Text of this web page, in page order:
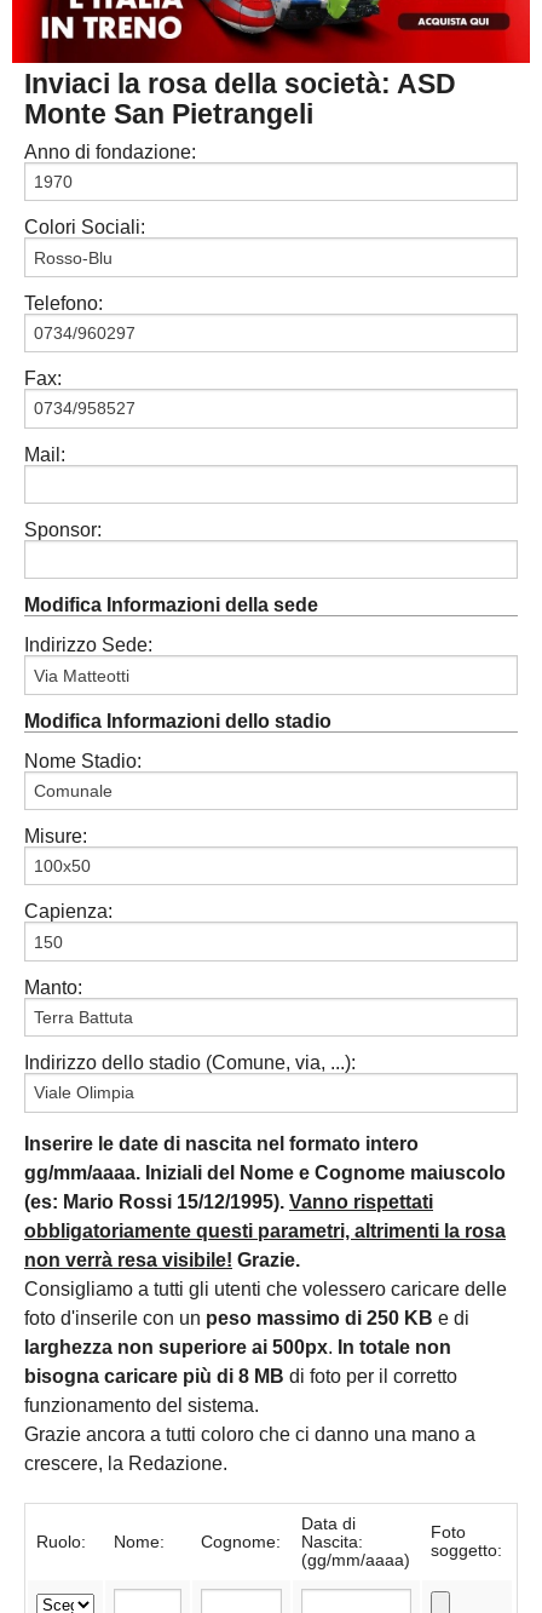
MACERATA
PESARO URBINO
ECCELLENZA
PROMOZIONE
2^ CATEGORIA
3^ CATEGORIA
DIRETTA
Inviaci la rosa della società: ASD
Monte San Pietrangeli
Anno di fondazione:
Colori Sociali:
Telefono:
Fax:
Mail:
Sponsor:
Modifica Informazioni della sede
Indirizzo Sede:
Modifica Informazioni dello stadio
Nome Stadio:
Misure:
Capienza:
Manto:
Indirizzo dello stadio (Comune, via, ...):
Inserire le date di nascita nel formato intero
gg/mm/aaaa. Iniziali del Nome e Cognome maiuscolo
(es: Mario Rossi 15/12/1995). Vanno rispettati
obbligatoriamente questi parametri, altrimenti la rosa
non verrà resa visibile! Grazie.
Consigliamo a tutti gli utenti che volessero caricare delle
foto d'inserile con un peso massimo di 250 KB e di
larghezza non superiore ai 500px. In totale non
bisogna caricare più di 8 MB di foto per il corretto
funzionamento del sistema.
Grazie ancora a tutti coloro che ci danno una mano a
crescere, la Redazione.
Ruolo: Nome: Cognome:
Data di
Nascita:
(gg/mm/aaaa)
Foto
soggetto: